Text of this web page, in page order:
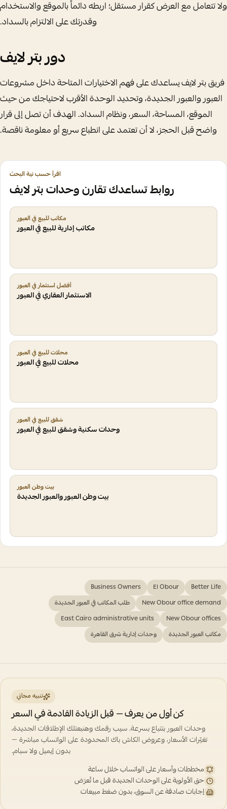
ولا تتعامل مع العرض كقرار مستقل؛ اربطه دائماً بالموقع والاستخدام
وقدرتك على الالتزام بالسداد.
دور بتر لايف
فريق بتر لايف يساعدك على فهم الاختيارات المتاحة داخل مشروعات
العبور والعبور الجديدة، وتحديد الوحدة الأقرب لاحتياجك من حيث
الموقع، المساحة، السعر، ونظام السداد. الهدف أن تصل إلى قرار
واضح قبل الحجز، لا أن تعتمد على انطباع سريع أو معلومة ناقصة.
اقرأ حسب نية البحث
روابط تساعدك تقارن وحدات بتر لايف
مكاتب للبيع في العبور
مكاتب إدارية للبيع في العبور
أفضل استثمار في العبور
الاستثمار العقاري في العبور
محلات للبيع في العبور
محلات للبيع في العبور
شقق للبيع في العبور
وحدات سكنية وشقق للبيع في العبور
بيت وطن العبور
بيت وطن العبور والعبور الجديدة
Better Life
El Obour
Business Owners
New Obour office demand
طلب المكاتب في العبور الجديدة
New Obour offices
East Cairo administrative units
مكاتب العبور الجديدة
وحدات إدارية شرق القاهرة
تنبيه مجاني
كن أول من يعرف — قبل الزيادة القادمة في السعر
وحدات العبور بتتباع بسرعة. سيب رقمك وهنبعتلك الإطلاقات الجديدة،
تغيّرات الأسعار، وعروض الكاش باك المحدودة على الواتساب مباشرة —
بدون إيميل ولا سبام.
مخططات وأسعار على الواتساب خلال ساعة
حق الأولوية على الوحدات الجديدة قبل ما تُعرَض
إجابات صادقة عن السوق، بدون ضغط مبيعات